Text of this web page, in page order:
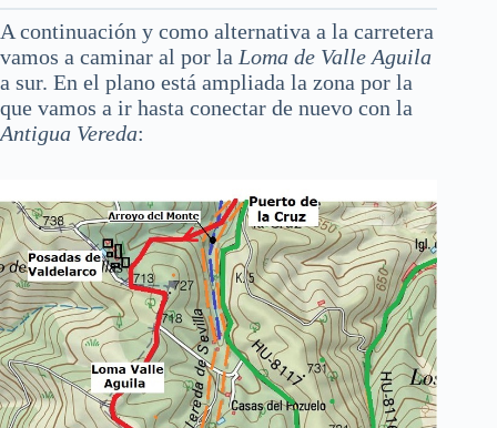
A continuación y como alternativa a la carretera
vamos a caminar al por la Loma de Valle Aguila
a sur. En el plano está ampliada la zona por la
que vamos a ir hasta conectar de nuevo con la
Antigua Vereda: